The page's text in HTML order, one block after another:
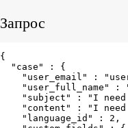
Запрос
{
  "case" : {
"user_email" :
"user_full_name" :
"subject" : "I need
"content" : "I need
    "language_id" : 2,